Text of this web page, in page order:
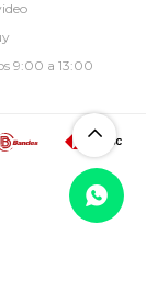
9:00 a 13:00